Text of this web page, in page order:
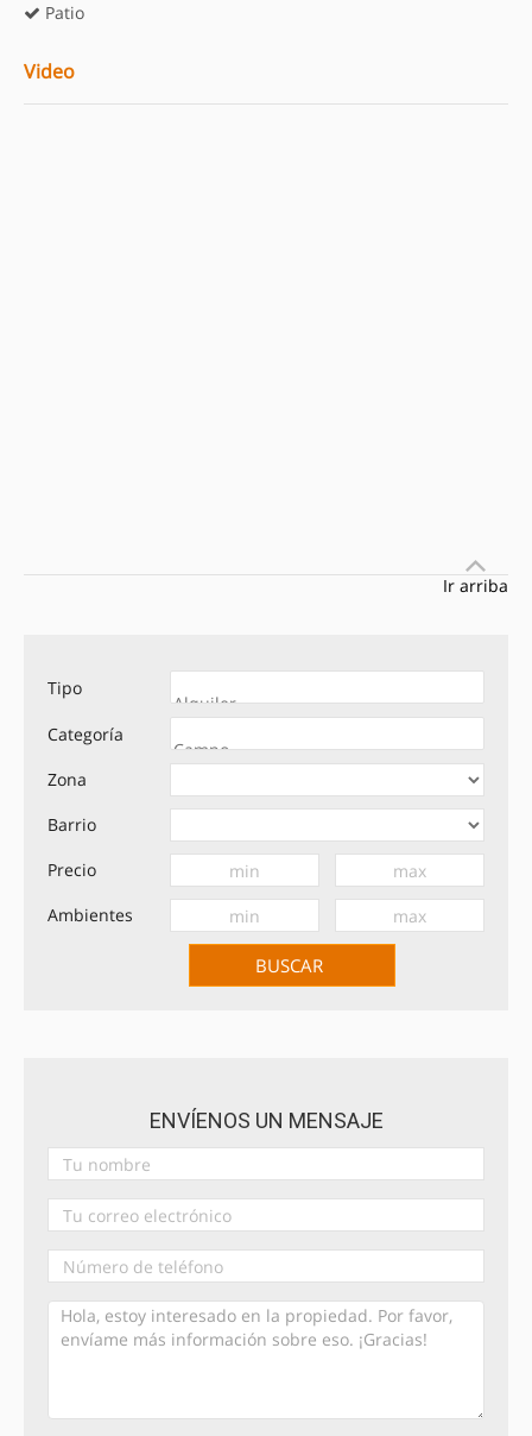
Tipo
Categoría
Zona
Barrio
Precio
Ambientes
ENVÍENOS UN MENSAJE
Patio
Video
Ir arriba